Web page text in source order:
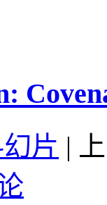
片 |